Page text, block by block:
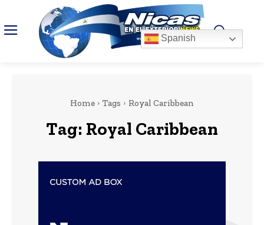
Home Tags Royal Caribbean
Tag: Royal Caribbean
Spanish